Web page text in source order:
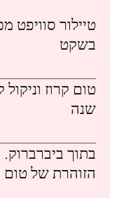
טיילור סוויפט
בשקט
שנה
בתוך
הזוהרת של טום